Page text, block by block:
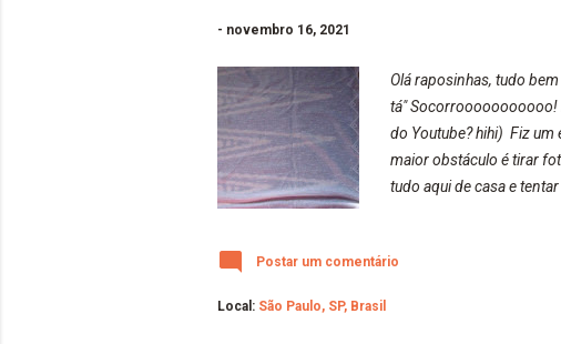
- novembro 16, 2021
Olá raposinhas, tudo
tá" Socorrooooooooooo!
do Youtube? hihi) Fiz
maior obstáculo é tirar
tudo aqui de casa e
tentar algo novo e
Postar um comentário
Local: São Paulo, SP, Brasil